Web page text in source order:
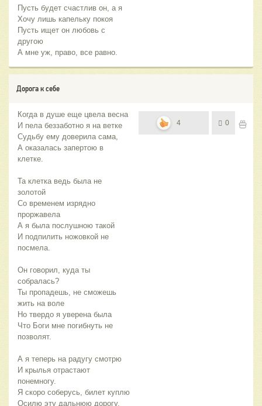
Пусть будет счастлив он, а я
Хочу лишь капельку покоя
Пусть ищет он любовь с
другою
А мне уж, право, все равно.
Дорога к себе
Когда в душе еще цвела весна
И пела беззаботно я на ветке
Судьбу ему доверила сама,
А оказалась запертою в
клетке.
Та клетка ведь была не
золотой
Со временем изрядно
проржавела
А я была послушною такой
И подпилить ножовкой не
посмела.
Он говорил, куда ты
собралась?
Ты пропадешь, не сможешь
жить на воле
Но твердо я уверена была
Что Боги мне погибнуть не
позволят.
А я теперь на радугу смотрю
И крылья отрастают
понемногу.
Я скоро соберусь, билет куплю
Осилю эту дальнюю дорогу.
4 0